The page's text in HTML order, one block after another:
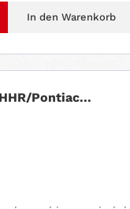
In den Warenkorb
Pontiac...